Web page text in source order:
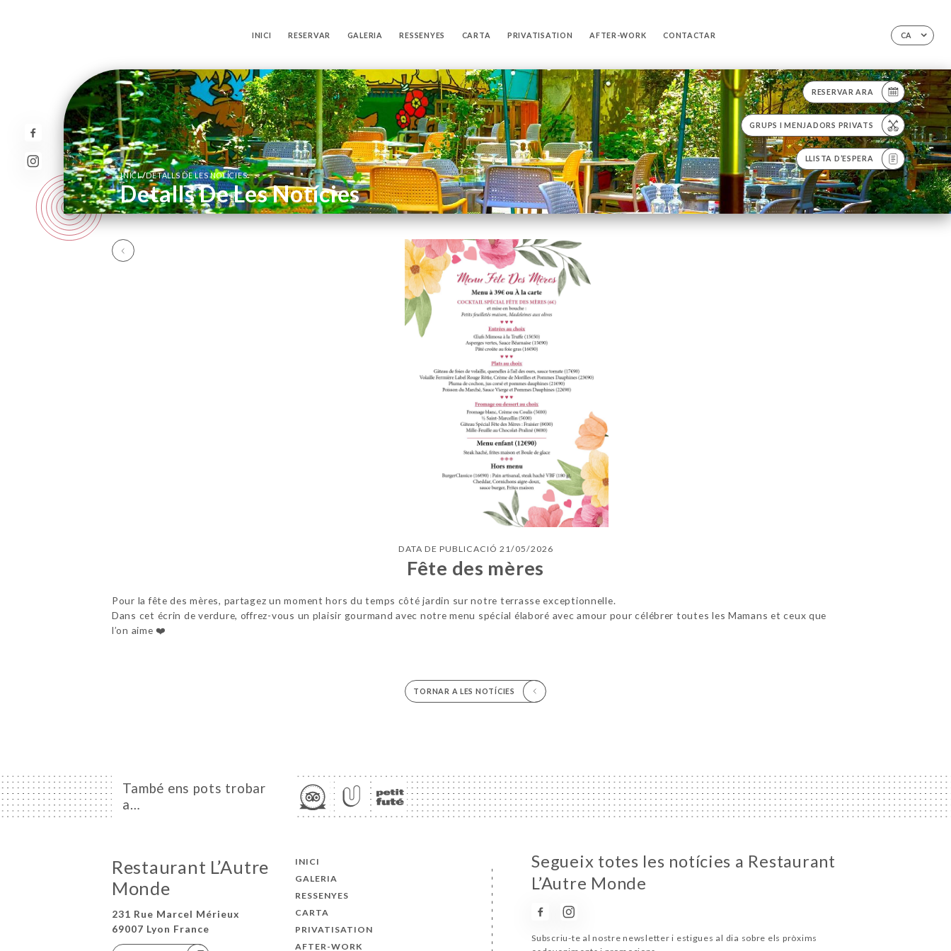
CA
INICI RESERVAR GALERIA RESSENYES CARTA PRIVATISATION AFTER-WORK CONTACTAR
RESERVAR ARA
GRUPS I MENJADORS PRIVATS
LLISTA D’ESPERA
INICI/DETALLS DE LES NOTÍCIES
Detalls De Les Notícies
DATA DE PUBLICACIÓ 21/05/2026
Fête des mères
Pour la fête des mères, partagez un moment hors du temps côté jardin sur notre terrasse exceptionnelle.
Dans cet écrin de verdure, offrez-vous un plaisir gourmand avec notre menu spécial élaboré avec amour pour célébrer toutes les Mamans et ceux que
l’on aime❤️
TORNAR A LES NOTÍCIES
També ens pots trobar
a…
Restaurant L’Autre
Monde
231 Rue Marcel Mérieux
69007 Lyon France
INICI
GALERIA
RESSENYES
CARTA
PRIVATISATION
AFTER-WORK
Segueix totes les notícies a Restaurant
L’Autre Monde
Subscriu-te al nostre newsletter i estigues al dia sobre els pròxims